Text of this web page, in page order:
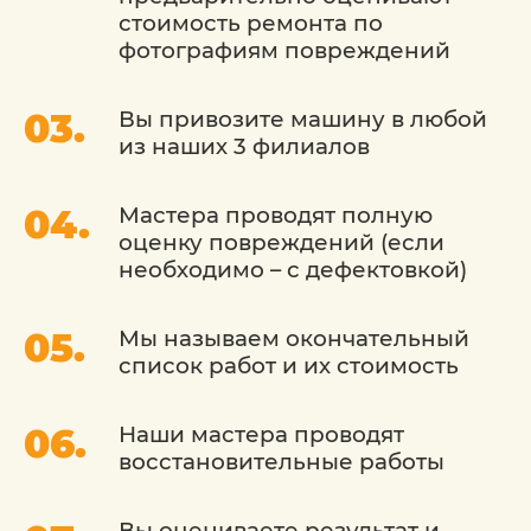
Современное оборудование: Мы
используем передовое оборудование для
нанесение краски и высокий стандарт
качества.
текстуру
Экологически чистый подход: Мы
минимизировать воздействие на
окружающую среду.
гарантию на выполненную работу, что дает
вам уверенность в долгосрочной
стоимость ремонта по
фотографиям повреждений
Вы привозите машину в любой
из наших 3 филиалов
Мастера проводят полную
оценку повреждений (если
необходимо – с дефектовкой)
Мы называем окончательный
список работ и их стоимость
Наши мастера проводят
восстановительные работы